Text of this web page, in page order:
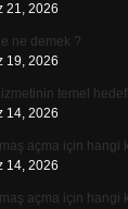
21, 2026
ne demek ?
19, 2026
temel
14, 2026
açma için hangi
14, 2026
açma için hangi